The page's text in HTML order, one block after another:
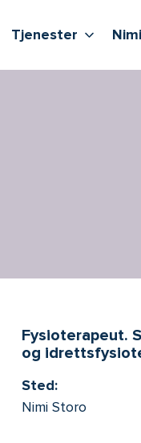
Vis flere undernivåer
Tjenester Vis
Fysioterapeut.
og
Sted:
Nimi Storo